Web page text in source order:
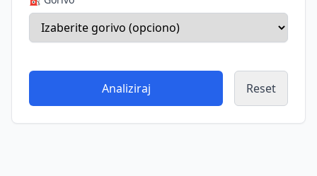
Analiziraj Reset